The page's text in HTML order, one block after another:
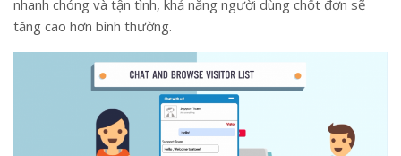
nhanh chóng và tận tình, khả năng người dùng chốt đơn sẽ
tăng cao hơn bình thường.